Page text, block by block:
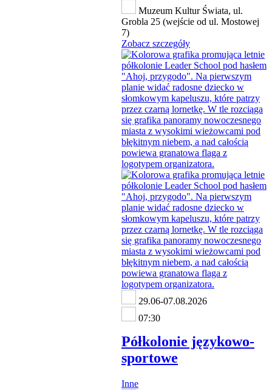
Muzeum Kultur Świata, ul.
Grobla 25 (wejście od ul. Mostowej
7)
Zobacz szczegóły
29.06-07.08.2026
07:30
Półkolonie językowo-
sportowe
Inne